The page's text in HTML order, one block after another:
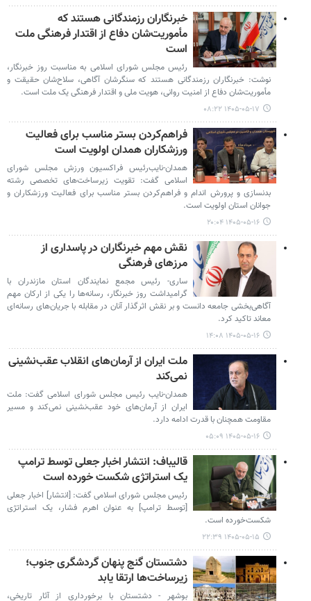
خبرنگاران رزمندگانی هستند که
مأموریت‌شان دفاع از اقتدار فرهنگی ملت
است
رئیس مجلس شورای اسلامی به مناسبت روز خبرنگار،
نوشت: خبرنگاران رزمندگانی هستند که سنگرشان آگاهی، سلاح‌شان حقیقت و
مأموریت‌شان دفاع از امنیت روانی، هویت ملی و اقتدار فرهنگی یک ملت است.
۱۴۰۵-۰۵-۱۷ ۰۸:۲۲
فراهم‌کردن بستر مناسب برای فعالیت
ورزشکاران همدان اولویت است
همدان-نایب‌رئیس فراکسیون ورزش مجلس شورای
اسلامی گفت: تقویت زیرساخت‌های تخصصی رشته
بدنسازی و پرورش اندام و فراهم‌کردن بستر مناسب برای فعالیت ورزشکاران و
جوانان استان اولویت است.
۱۴۰۵-۰۵-۱۶ ۲۰:۰۴
نقش مهم خبرنگاران در پاسداری از
مرزهای فرهنگی
ساری- رئیس مجمع نمایندگان استان مازندران با
گرامیداشت روز خبرنگار، رسانه‌ها را یکی از ارکان مهم
آگاهی‌بخشی جامعه دانست و بر نقش اثرگذار آنان در مقابله با جریان‌های رسانه‌ای
معاند تاکید کرد.
۱۴۰۵-۰۵-۱۶ ۱۴:۰۸
ملت ایران از آرمان‌های انقلاب عقب‌نشینی
نمی‌کند
همدان-نایب رئیس مجلس شورای اسلامی گفت: ملت
ایران از آرمان‌های خود عقب‌نشینی نمی‌کند و مسیر
مقاومت همچنان با قدرت ادامه دارد.
۱۴۰۵-۰۵-۱۶ ۰۵:۰۹
قالیباف: انتشار اخبار جعلی توسط ترامپ
یک استراتژی شکست خورده است
رئیس مجلس شورای اسلامی گفت: [انتشار] اخبار جعلی
[توسط ترامپ] به عنوان اهرم فشار، یک استراتژی
شکست‌خورده است.
۱۴۰۵-۰۵-۱۵ ۲۲:۳۹
دشتستان گنج پنهان گردشگری جنوب؛
زیرساخت‌ها ارتقا یابد
بوشهر - دشتستان با برخورداری از آثار تاریخی،